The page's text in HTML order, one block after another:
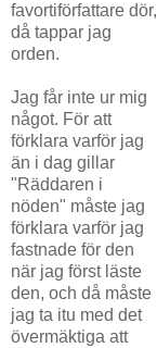
favortiförfattare dör,
då tappar jag
orden.
Jag får inte ur mig
något. För att
förklara varför jag
än i dag gillar
"Räddaren i
nöden" måste jag
förklara varför jag
fastnade för den
när jag först läste
den, och då måste
jag ta itu med det
övermäktiga att